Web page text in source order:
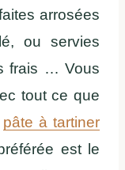
arrosées
ou servies
frais … Vous
tout ce que
pâte à tartiner
est le